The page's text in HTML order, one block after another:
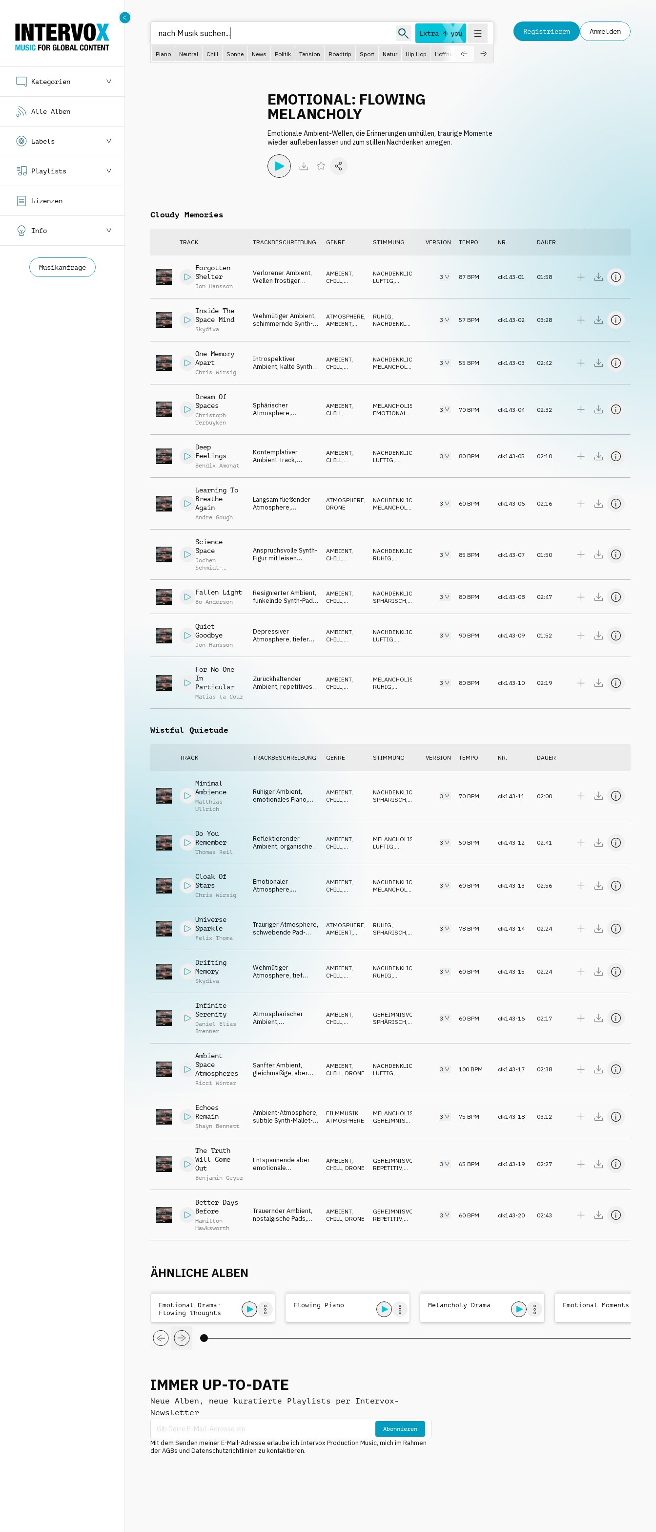
Kategorien
Alle Alben
Labels
Playlists
Lizenzen
Info
Musikanfrage
Extra 4 you
nach Musik suchen
Piano Neutral Chill Sonne News Politik Tension Roadtrip Sport Natur Hip Hop Hoffnungsvoll Dokumentation
Registrieren Anmelden
EMOTIONAL: FLOWING
MELANCHOLY
Emotionale Ambient-Wellen, die Erinnerungen umhüllen, traurige Momente
wieder aufleben lassen und zum stillen Nachdenken anregen.
Cloudy Memories
TRACK TRACKBESCHREIBUNG GENRE STIMMUNG VERSION TEMPO NR. DAUER
Forgotten
Shelter
Jon Hansson
Verlorener Ambient,
Wellen frostiger
Emotionen, Kälte
AMBIENT,
CHILL
NACHDENKLICH
LUFTIG
3 87 BPM clk143-01 01:58
Inside The
Space Mind
Skydiva
Wehmütiger Ambient,
schimmernde Synth-
Streicher, Weite
ATMOSPHERE
AMBIENT,
RUHIG
NACHDENKLICH
3 57 BPM clk143-02 03:28
One Memory
Apart
Chris Wirsig
Introspektiver
Ambient, kalte Synth-
breiten Synth-Textur,
AMBIENT,
CHILL
NACHDENKLICH
MELANCHOLISCH
3 55 BPM clk143-03 02:42
Dream Of
Spaces
Christoph
Terbuyken
Sphärischer
Atmosphere,
modulierendes Cello-
Melancholie
AMBIENT,
CHILL,
MELANCHOLISCH
EMOTIONAL,
3 70 BPM clk143-04 02:32
Deep
Feelings
Bendix Amonat
Kontemplativer
Ambient-Track,
und Klavier,
AMBIENT,
CHILL
NACHDENKLICH
LUFTIG
3 80 BPM clk143-05 02:10
Learning To
Breathe
Again
Andre Gough
Langsam fließender
Atmosphere,
flüchtig
Licht
ATMOSPHERE
DRONE
NACHDENKLICH
MELANCHOLISCH
3 60 BPM clk143-06 02:16
Science
Space
Jochen
Schmidt-
Anspruchsvolle Synth-
Figur mit leisen
melancholischen
Stimmung
AMBIENT,
CHILL,
NACHDENKLICH
RUHIG,
3 85 BPM clk143-07 01:50
Fallen Light
Bo Anderson
Resignierter Ambient,
funkelnde Synth-Pads,
wehmütig
AMBIENT,
CHILL
NACHDENKLICH
SPHÄRISCH
3 80 BPM clk143-08 02:47
Quiet
Goodbye
Jon Hansson
Depressiver
Atmosphere, tiefer
Wellen,
AMBIENT,
CHILL
NACHDENKLICH
LUFTIG
3 90 BPM clk143-09 01:52
For No One
In
Particular
Matias la Cour
Zurückhaltender
Ambient, repetitives
verträumt
AMBIENT,
CHILL
MELANCHOLISCH
RUHIG
3 80 BPM clk143-10 02:19
Wistful Quietude
TRACK TRACKBESCHREIBUNG GENRE STIMMUNG VERSION TEMPO NR. DAUER
Minimal
Ambience
Matthias
Ullrich
Ruhiger Ambient,
emotionales Piano,
Selbst-Reflexion
AMBIENT,
CHILL,
NACHDENKLICH
SPHÄRISCH,
3 70 BPM clk143-11 02:00
Do You
Remember
Thomas Reil
Reflektierender
Ambient, organische
Synth-Melodie,
AMBIENT,
CHILL
MELANCHOLISCH
LUFTIG
3 50 BPM clk143-12 02:41
Cloak Of
Stars
Chris Wirsig
Emotionaler
Atmosphere,
Klavier, kalte Pads,
AMBIENT,
CHILL
NACHDENKLICH
MELANCHOLISCH
3 60 BPM clk143-13 02:56
Universe
Sparkle
Felix Thoma
Trauriger Atmosphere,
schwebende Pad-
nachdenklich
ATMOSPHERE
AMBIENT,
RUHIG
SPHÄRISCH
3 78 BPM clk143-14 02:24
Drifting
Memory
Skydiva
Wehmütiger
Atmosphere, tief
Pluck-Melodie, subtile
AMBIENT,
CHILL
NACHDENKLICH
RUHIG
3 60 BPM clk143-15 02:24
Infinite
Serenity
Daniel Elias
Brenner
Atmosphärischer
Ambient,
ruhig und
AMBIENT,
CHILL,
GEHEIMNISVOLL
SPHÄRISCH,
3 60 BPM clk143-16 02:17
Ambient
Space
Atmospheres
Ricci Winter
Sanfter Ambient,
gleichmäßige, aber
Ruhe
AMBIENT,
CHILL
DRONE
NACHDENKLICH
LUFTIG
3 100 BPM clk143-17 02:38
Echoes
Remain
Shayn Bennett
Ambient-Atmosphere,
subtile Synth-Mallet-
weitläufige Pads,
FILMMUSIK
ATMOSPHERE
MELANCHOLISCH
GEHEIMNISVOLL
3 75 BPM clk143-18 03:12
The Truth
Will Come
Out
Benjamin Geyer
Entspannende aber
emotionale
SFX, nachdenklich,
AMBIENT,
CHILL
DRONE
GEHEIMNISVOLL
REPETITIV
3 65 BPM clk143-19 02:27
Better Days
Before
Hamilton
Hawksworth
Trauernder Ambient,
nostalgische Pads,
bessere Zeiten
AMBIENT,
CHILL, DRONE
GEHEIMNISVOLL
REPETITIV,
3 60 BPM clk143-20 02:43
ÄHNLICHE ALBEN
Emotional Drama:
Flowing Thoughts
Flowing Piano Melancholy Drama Emotional Moments
IMMER UP-TO-DATE
Neue Alben, neue kuratierte Playlists per Intervox-
Newsletter
Abonnieren
Mit dem Senden meiner E-Mail-Adresse erlaube ich Intervox Production Music, mich im Rahmen
der AGBs und Datenschutzrichtlinien zu kontaktieren.